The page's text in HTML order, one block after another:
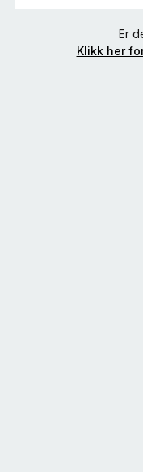
Er
Klikk her